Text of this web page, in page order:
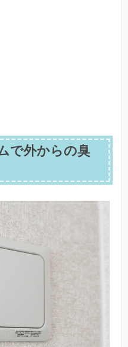
で外からの臭